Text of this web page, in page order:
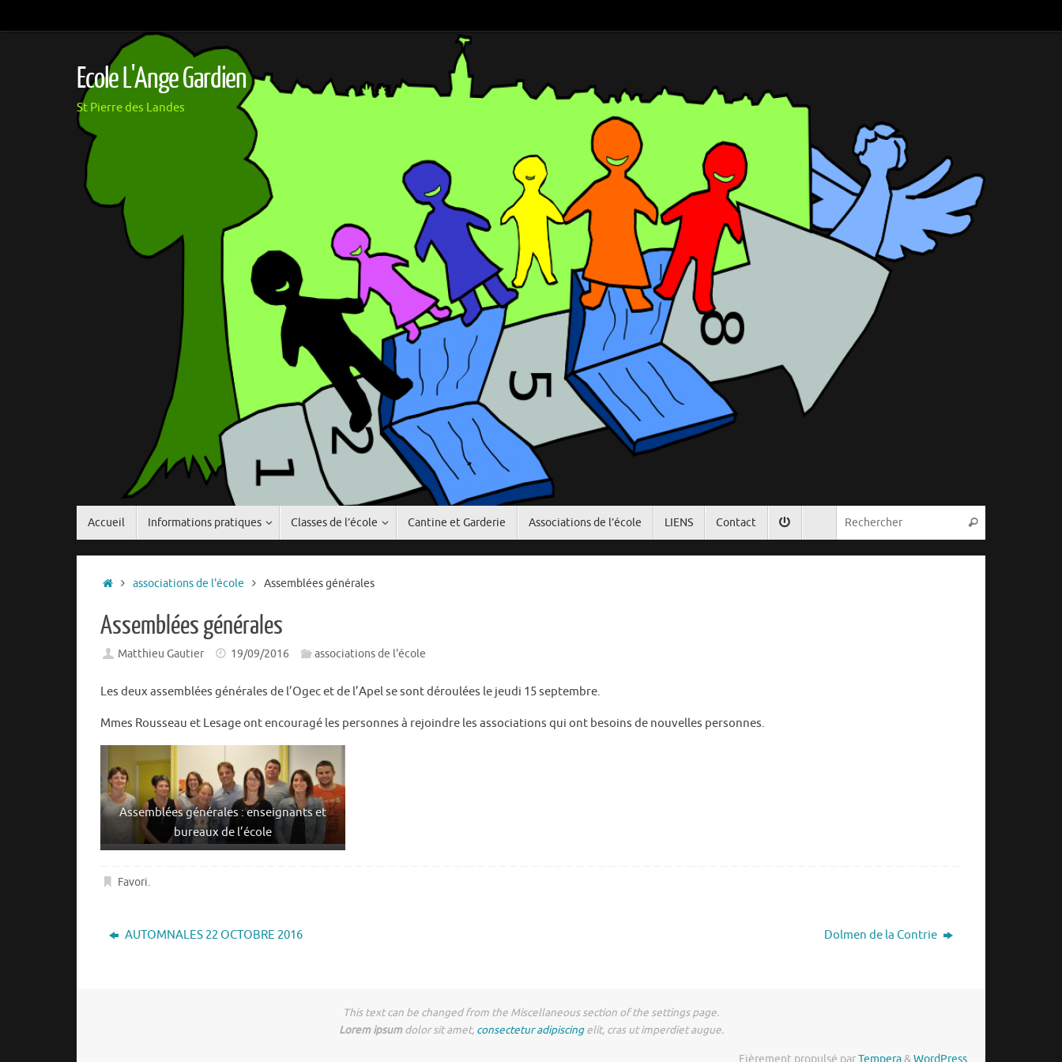
au
Ecole L'Ange Gardien
St Pierre des Landes
Accueil Informations pratiques Classes de l’école Cantine et Garderie Associations de l’école LIENS Contact Rechercher
Accueil
associations de l'école Assemblées générales
Assemblées générales
Matthieu Gautier 19/09/2016 associations de l'école
Les deux assemblées générales de l’Ogec et de l’Apel se sont déroulées le jeudi 15 septembre.
Mmes Rousseau et Lesage ont encouragé les personnes à rejoindre les associations qui ont besoins de nouvelles personnes.
Assemblées générales : enseignants et
bureaux de l’école
Favori.
AUTOMNALES 22 OCTOBRE 2016 Dolmen de la Contrie
This text can be changed from the Miscellaneous section of the settings page.
Lorem ipsumdolor sit amet, consectetur adipiscingelit, cras ut imperdiet augue.
Fièrement propulsé parTempera&WordPress.